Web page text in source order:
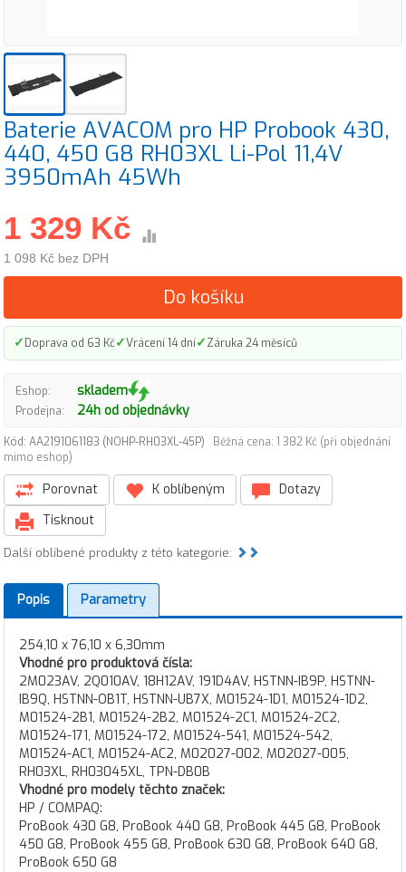
Baterie AVACOM pro HP Probook 430,
440, 450 G8 RH03XL Li-Pol 11,4V
3950mAh 45Wh
1 329 Kč
1 098 Kč bez DPH
Do košíku
✓Doprava od 63 Kč✓Vrácení 14 dní✓Záruka 24 měsíců
Eshop: skladem
Prodejna: 24h od objednávky
Kód: AA2191061183 (NOHP-RH03XL-45P)
Běžná cena: 1 382 Kč (při objednání
mimo eshop)
Porovnat K oblíbeným
Dotazy
Tisknout
Další oblíbené produkty z této kategorie:
Popis Parametry
254,10 x 76,10 x 6,30mm
Vhodné pro produktová čísla:
2M023AV, 2Q010AV, 18H12AV, 191D4AV, HSTNN-IB9P, HSTNN-
IB9Q, HSTNN-OB1T, HSTNN-UB7X, M01524-1D1, M01524-1D2,
M01524-2B1, M01524-2B2, M01524-2C1, M01524-2C2,
M01524-171, M01524-172, M01524-541, M01524-542,
M01524-AC1, M01524-AC2, M02027-002, M02027-005,
RH03XL, RH03045XL, TPN-DB0B
Vhodné pro modely těchto značek:
HP / COMPAQ:
ProBook 430 G8, ProBook 440 G8, ProBook 445 G8, ProBook
450 G8, ProBook 455 G8, ProBook 630 G8, ProBook 640 G8,
ProBook 650 G8